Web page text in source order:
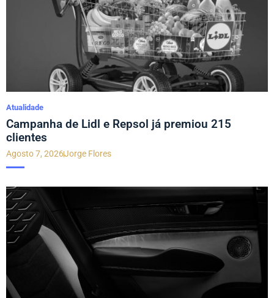
Atualidade
Campanha de Lidl e Repsol já premiou 215
clientes
Agosto 7, 2026Jorge Flores